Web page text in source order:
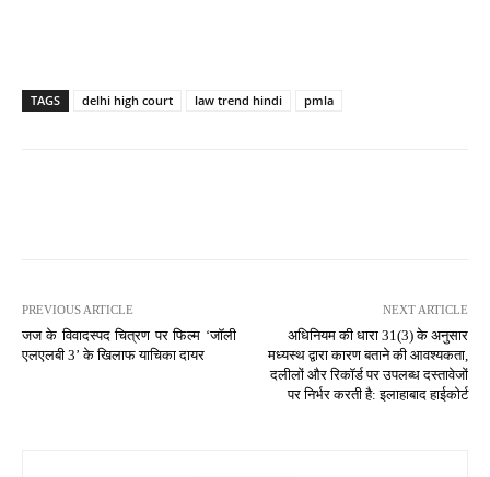
TAGS delhi high court law trend hindi pmla
PREVIOUS ARTICLE
जज के विवादस्पद चित्रण पर फिल्म ‘जॉली
एलएलबी 3’ के खिलाफ याचिका दायर
NEXT ARTICLE
अधिनियम की धारा 31(3) के अनुसार
मध्यस्थ द्वारा कारण बताने की आवश्यकता,
दलीलों और रिकॉर्ड पर उपलब्ध दस्तावेजों
पर निर्भर करती है: इलाहाबाद हाईकोर्ट